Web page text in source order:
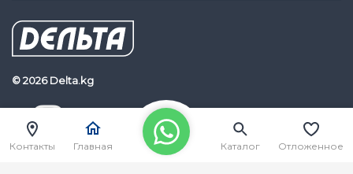
Рабочая температура :
Рабочая влажность :
Размеры : 370 x 345 x 90 мм
Программное
обеспечение :
ehome 5.0
© 2026 Delta.kg
Delta.kg
Контакты Главная Каталог Отложенное